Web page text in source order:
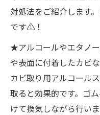
対処法をご紹介します
です⚠️！
★アルコールやエタノ
や表面に付着したカビ
カビ取り用アルコール
取ると効果的です。ゴ
けて換気しながら行い